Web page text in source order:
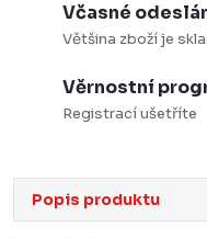
Včasné
Většina zboží je
Věrnostní
Registrací ušetříte
Popis produktu